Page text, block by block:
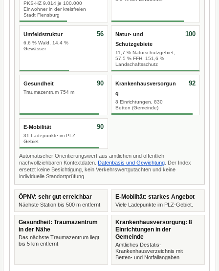
PKS-HZ 9.014 je 100.000
Einwohner in der kreisfreien
Stadt Flensburg
Umfeldstruktur
6,6 % Wald, 14,4 %
Gewässer
56
Natur- und
Schutzgebiete
11,7 % Naturschutzgebiet,
57,5 % FFH, 151,6 %
Landschaftsschutz
100
Gesundheit
Traumazentrum 754 m
90
Krankenhausversorgun
g
8 Einrichtungen, 830
Betten (Gemeinde)
92
E-Mobilität
31 Ladepunkte im PLZ-
Gebiet
90
Automatischer Orientierungswert aus amtlichen und öffentlich
nachvollziehbaren Kontextdaten. Datenbasis und Gewichtung . Der Index
ersetzt keine Besichtigung, kein Verkehrswertgutachten und keine
individuelle Standortprüfung.
ÖPNV: sehr gut erreichbar
Nächste Station bis 500 m entfernt.
E-Mobilität: starkes Angebot
Viele Ladepunkte im PLZ-Gebiet.
Gesundheit: Traumazentrum
in der Nähe
Das nächste Traumazentrum liegt
bis 5 km entfernt.
Krankenhausversorgung: 8
Einrichtungen in der
Gemeinde
Amtliches Destatis-
Krankenhausverzeichnis mit
Betten- und Notfallangaben.